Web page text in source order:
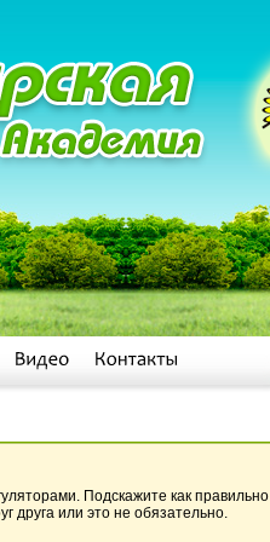
Подскажите как правильно
друга или это не обязательно.